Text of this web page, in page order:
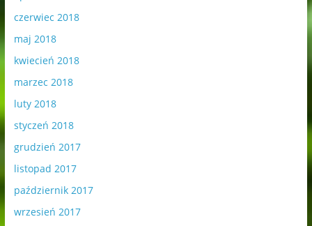
czerwiec 2018
maj 2018
kwiecień 2018
marzec 2018
luty 2018
styczeń 2018
grudzień 2017
listopad 2017
październik 2017
wrzesień 2017